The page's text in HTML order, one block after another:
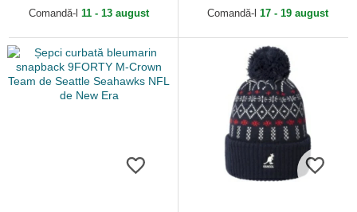
Seattle Seahawks NFL de
Comandă-l 11 - 13 august
de New Era
Comandă-l 17 - 19 august